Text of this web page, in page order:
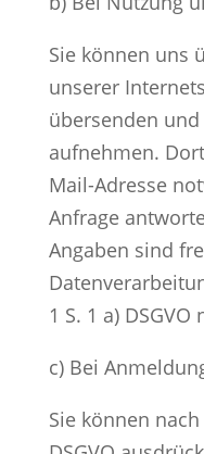
Sie können uns
unserer
übersenden
aufnehmen.
Mail-Adresse
Anfrage
Angaben sind
1 S. 1 a)
c) Bei
Sie können nach